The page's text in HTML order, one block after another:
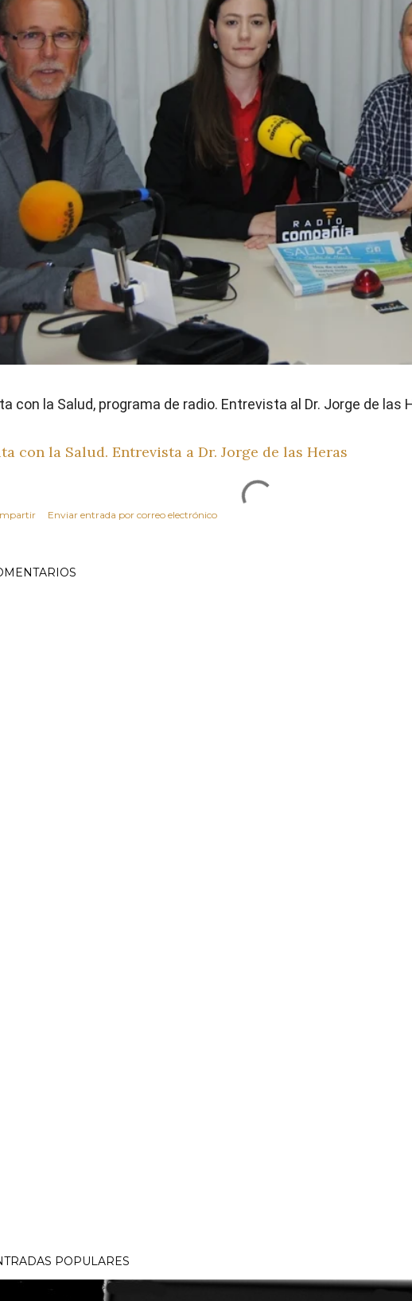
con la Salud, programa de radio. Entrevista al Dr. Jorge de las
con la Salud. Entrevista a Dr. Jorge de las Heras
Enviar entrada por correo electrónico
POPULARES